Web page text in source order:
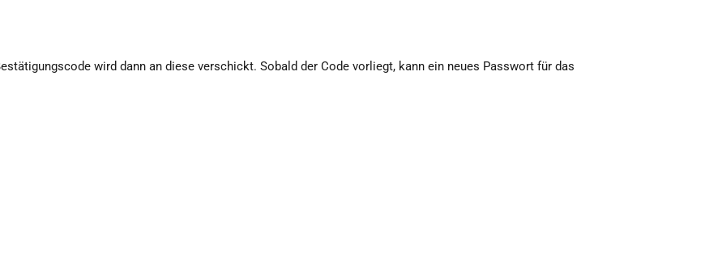
wird dann an diese verschickt. Sobald der Code vorliegt, kann ein neues Passwort für das